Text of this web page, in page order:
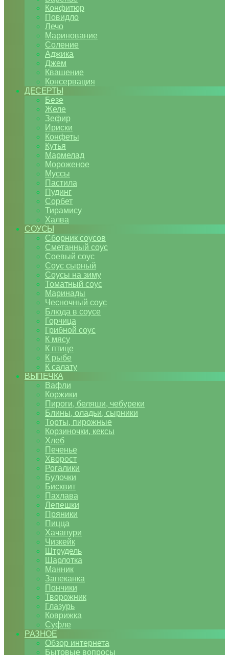
Конфитюр
Повидло
Лечо
Маринование
Соление
Аджика
Джем
Квашение
Консервация
ДЕСЕРТЫ
Безе
Желе
Зефир
Ириски
Конфеты
Кутья
Мармелад
Мороженое
Муссы
Пастила
Пудинг
Сорбет
Тирамису
Халва
СОУСЫ
Сборник соусов
Сметанный соус
Соевый соус
Соус сырный
Соусы на зиму
Томатный соус
Маринады
Чесночный соус
Блюда в соусе
Горчица
Грибной соус
К мясу
К птице
К рыбе
К салату
ВЫПЕЧКА
Вафли
Коржики
Пироги, беляши, чебуреки
Блины, оладьи, сырники
Торты, пирожные
Корзиночки, кексы
Хлеб
Печенье
Хворост
Рогалики
Булочки
Бисквит
Пахлава
Лепешки
Пряники
Пицца
Хачапури
Чизкейк
Штрудель
Шарлотка
Манник
Запеканка
Пончики
Творожник
Глазурь
Коврижка
Суфле
РАЗНОЕ
Обзор интернета
Бытовые вопросы